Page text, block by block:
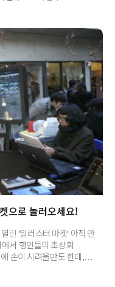
은 아니오니 방문하고자
세요. 또한, 전국의
니다. 직접 사용해 보실 수
와드리는 곳도 있사오니 방문
블릿 신..
으로 놀러오세요!
린 '일러스터 마켓' 아직 안
서 행인들의 초상화
손이 시려울만도 한데,